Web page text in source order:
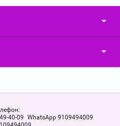
40-09 WhatsApp 9109494009